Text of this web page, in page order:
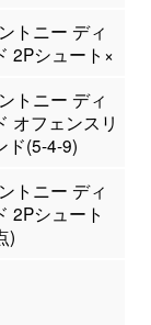
トニー ディ
2Pシュート×
トニー ディ
オフェンスリ
ド(5-4-9)
トニー ディ
2Pシュート
)